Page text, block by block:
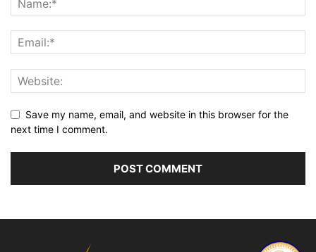
Save my name, email, and website in this browser for the
next time I comment.